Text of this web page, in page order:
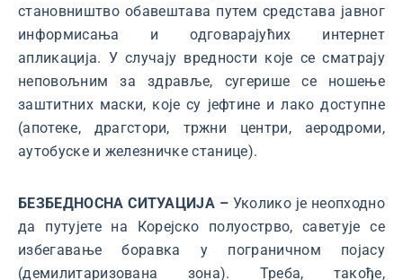
становништво обавештава путем средстава јавног
информисања и одговарајућих интернет
апликација. У случају вредности које се сматрају
неповољним за здравље, сугерише се ношење
заштитних маски, које су јефтине и лако доступне
(апотеке, драгстори, тржни центри, аеродроми,
аутобуске и железничке станице).
БЕЗБЕДНОСНА СИТУАЦИЈА – Уколико је неопходно
да путујете на Корејско полуострво, саветује се
избегавање боравка у пограничном појасу
(демилитаризована зона). Треба, такође,